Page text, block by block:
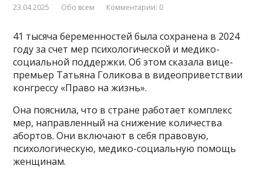
23.04.2025 Обо всем Комментарии: 0
41 тысяча беременностей была сохранена в 2024
году за счет мер психологической и медико-
социальной поддержки. Об этом сказала вице-
премьер Татьяна Голикова в видеоприветствии
конгрессу «Право на жизнь».
Она пояснила, что в стране работает комплекс
мер, направленный на снижение количества
абортов. Они включают в себя правовую,
психологическую, медико-социальную помощь
женщинам.